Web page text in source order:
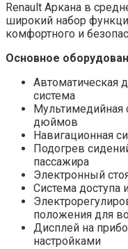
Renault Аркана в
широкий набор
комфортного и
Основное
Автоматическая
система
Мультимедийная
дюймов
Навигационная
Подогрев
пассажира
Электронный
Система доступа
положения для
Дисплей на
настройками